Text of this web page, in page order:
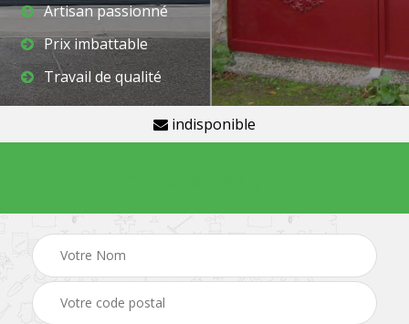
Artisan passionné
Prix imbattable
Travail de qualité
indisponible